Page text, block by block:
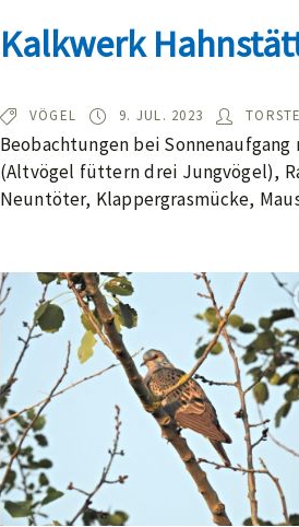
Kalkwerk
TYP:
VÖGEL
BEOBACHTET
AM:
9. JUL. 2023
Beobachtungen bei
(Altvögel füttern drei Jungvögel),
Neuntöter, Klappergrasmücke,